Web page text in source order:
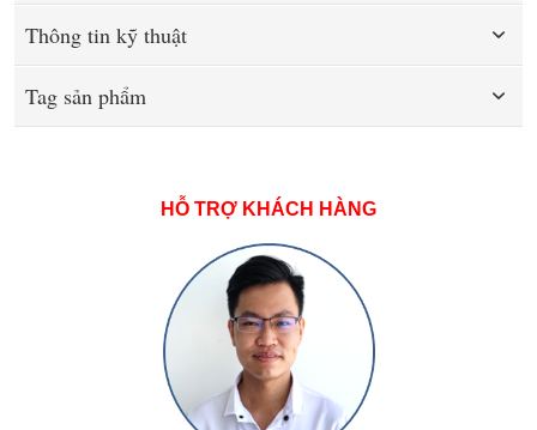
Thông tin kỹ thuật
Tag sản phẩm
HỖ TRỢ KHÁCH HÀNG